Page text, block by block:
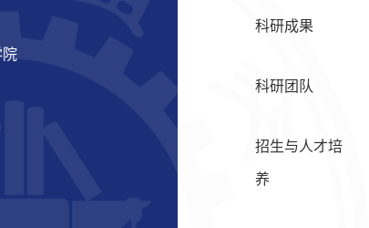
院
科研成果
科研团队
招生与人才培
养